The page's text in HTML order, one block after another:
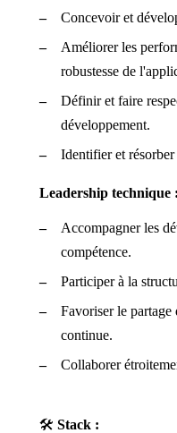
Concevoir et
Améliorer les
robustesse de
Définir et faire
développement.
Identifier et
Leadership technique :
Accompagner les
compétence.
Participer à la
Favoriser le partage
continue.
Collaborer
🛠️ Stack :